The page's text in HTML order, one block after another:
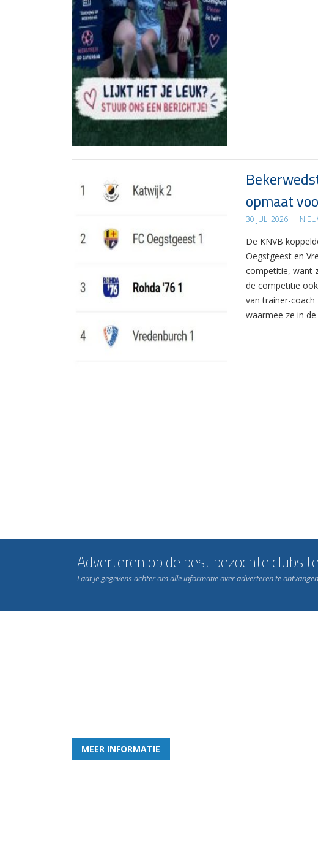
opmaat
30 JULI 2026 |
De KNVB
Oegstgeest en
competitie, want
de competitie
van trainer-
waarmee ze in
Adverteren op de best bezochte
Laat je gegevens achter om alle informatie over adverteren te ontvangen
MEER INFORMATIE